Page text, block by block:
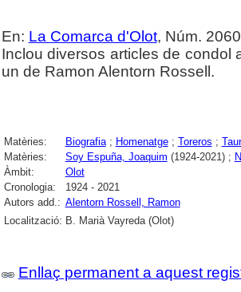
En: La Comarca d'Olot, Núm.
Inclou diversos articles de condol
un de Ramon Alentorn Rossell.
Matèries: Biografia; Homenatge; Toreros ;
Matèries:
Soy Espuña, Joaquim (1924-2021) ;
Àmbit:
Olot
Cronologia:
1924 - 2021
Autors add.: Alentorn Rossell, Ramon
Localització: B. Marià Vayreda (Olot)
Enllaç permanent a aquest